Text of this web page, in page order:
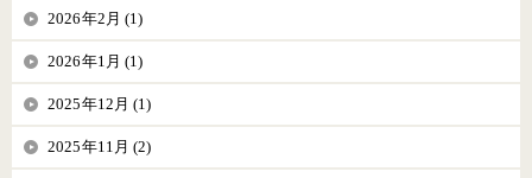
2026年2月 (1)
2026年1月 (1)
2025年12月 (1)
2025年11月 (2)